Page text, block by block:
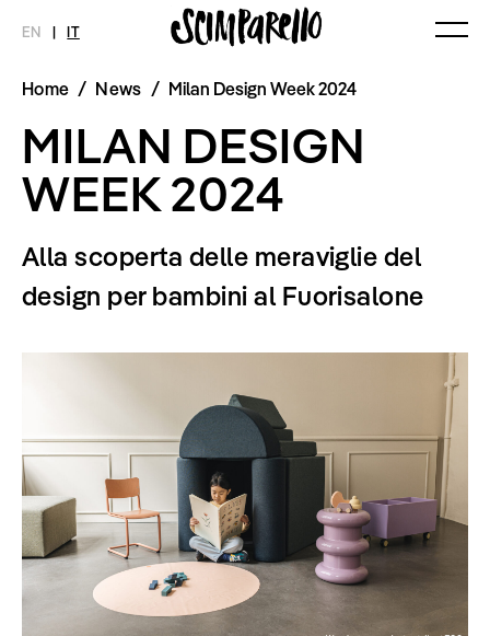
EN | IT
MAGAZINE
Ultimo Numero
Archivio
NOVITÀ MODA
Collezioni
Editoriali
Styling Tips
Video
INTERVIEW
Meet Me
SCIMPARELLO
Chi siamo
Imprint
Home / News / Milan Design Week 2024
MILAN DESIGN
WEEK 2024
Alla scoperta delle meraviglie del
design per bambini al Fuorisalone